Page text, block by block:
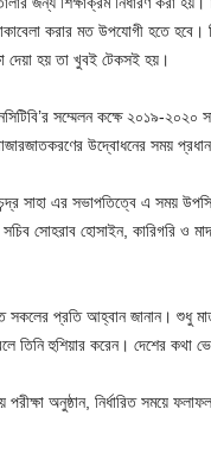
করার মত উপযোগী হতে হবে।
দেয়া হয় তা খুবই টেকসই হয়।
সম্মেলন কক্ষে ২০১৯-২০২০
উদ্বোধনের সময়
সাহা এর সভাপতিত্বে এ সময়
সচিব সোহরাব হোসাইন, কারিগরি ও
সকলের প্রতি আহ্বান জানান। শুধু
তিনি হুশিয়ার করেন। দেশের কথা
পরীক্ষা অনুষ্ঠান, নির্ধারিত সময়ে